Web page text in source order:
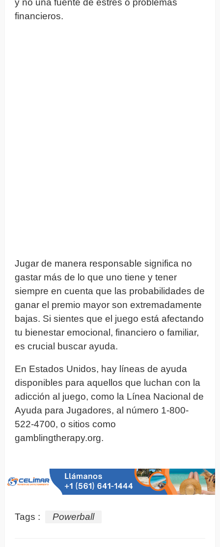
y no una fuente de estrés o problemas
financieros.
Jugar de manera responsable significa no
gastar más de lo que uno tiene y tener
siempre en cuenta que las probabilidades de
ganar el premio mayor son extremadamente
bajas. Si sientes que el juego está afectando
tu bienestar emocional, financiero o familiar,
es crucial buscar ayuda.
En Estados Unidos, hay líneas de ayuda
disponibles para aquellos que luchan con la
adicción al juego, como la Línea Nacional de
Ayuda para Jugadores, al número 1-800-
522-4700, o sitios como
gamblingtherapy.org.
Tags : Powerball